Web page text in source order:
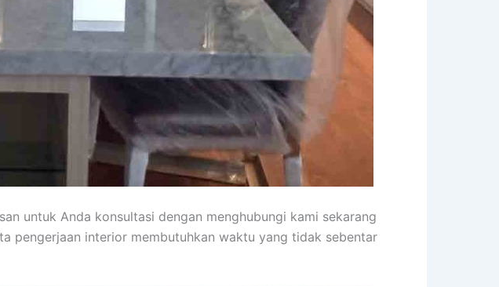
untuk Anda konsultasi dengan menghubungi kami sekarang
pengerjaan interior membutuhkan waktu yang tidak sebentar